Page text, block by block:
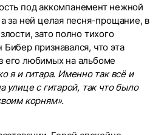
под аккомпанемент нежной
за ней целая песня-прощание, в
зато полно тихого
признавался, что эта
его любимых на альбоме
я и гитара. Именно так всё и
улице с гитарой, так что было
корням».